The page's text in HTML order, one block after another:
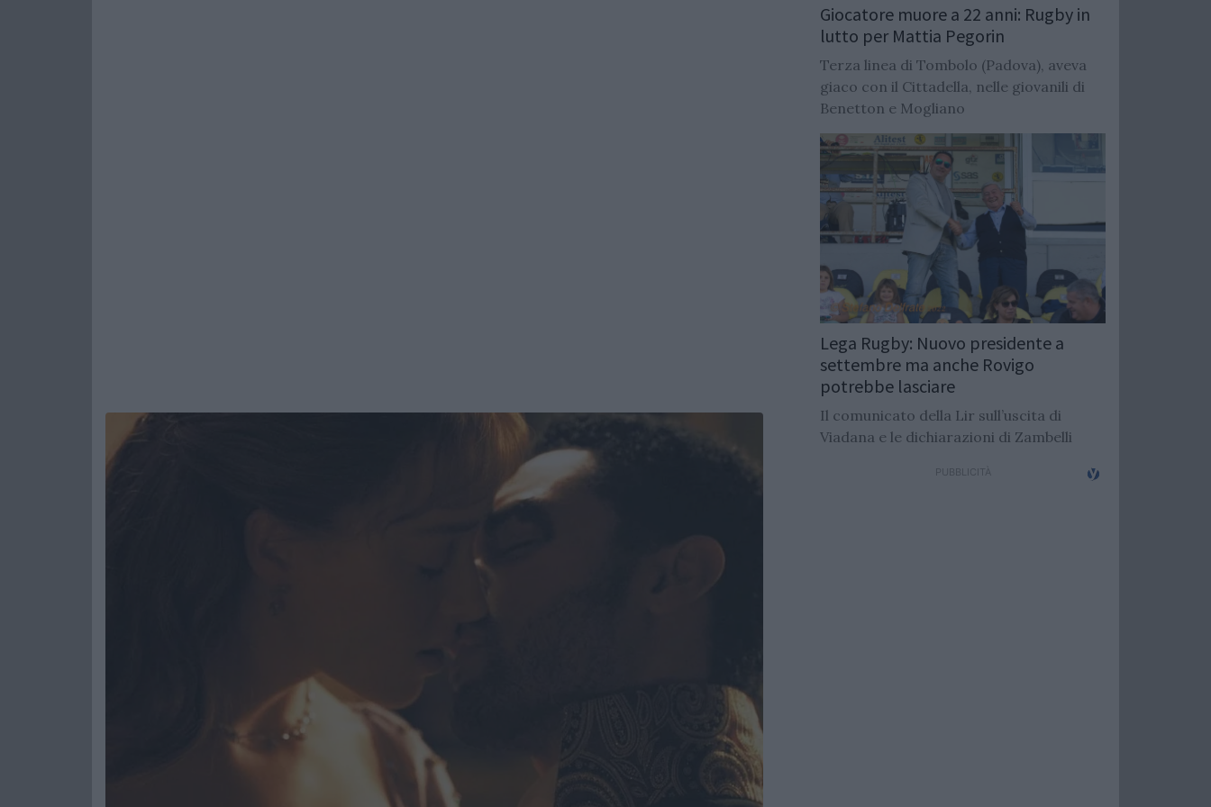
Giocatore muore a 22 anni: Rugby in
lutto per Mattia Pegorin
Terza linea di Tombolo (Padova), aveva
giaco con il Cittadella, nelle giovanili di
Benetton e Mogliano
Lega Rugby: Nuovo presidente a
settembre ma anche Rovigo
potrebbe lasciare
Il comunicato della Lir sull’uscita di
Viadana e le dichiarazioni di Zambelli